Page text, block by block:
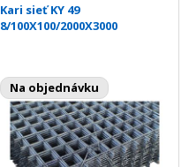
Kari sieť KY 49
8/100X100/2000X3000
Na objednávku